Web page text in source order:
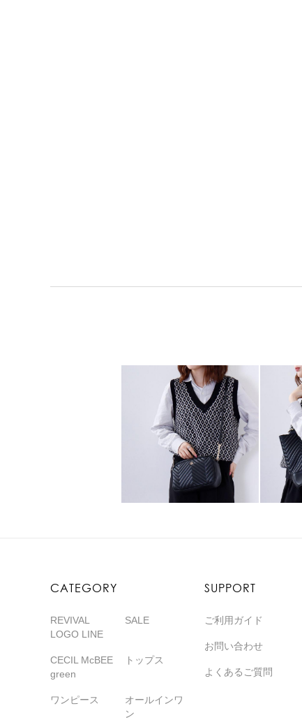
CATEGORY
REVIVAL
LOGO LINE
SALE
CECIL McBEE
green
トップス
ワンピース
オールインワ
ン
SUPPORT
ご利用ガイド
お問い合わせ
よくあるご質問